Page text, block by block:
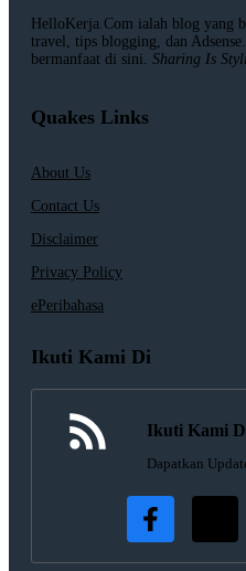
HelloKerja.Com ialah blog yang
travel, tips blogging, dan
bermanfaat di sini. Sharing Is
Quakes Links
About Us
Contact Us
Disclaimer
Privacy Policy
ePeribahasa
Ikuti Kami Di
Ikuti Kami
Dapatkan